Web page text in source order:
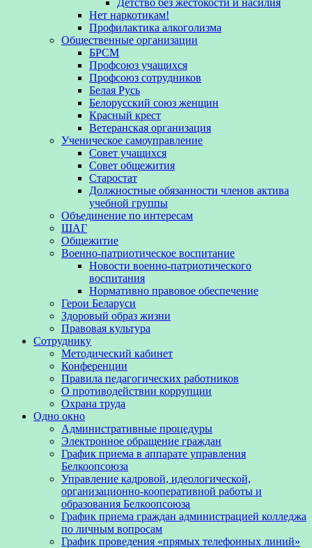
Детство без жестокости и насилия
Нет наркотикам!
Профилактика алкоголизма
Общественные организации
БРСМ
Профсоюз учащихся
Профсоюз сотрудников
Белая Русь
Белорусский союз женщин
Красный крест
Ветеранская организация
Ученическое самоуправление
Совет учащихся
Совет общежития
Старостат
Должностные обязанности членов актива
учебной группы
Объединение по интересам
ШАГ
Общежитие
Военно-патриотическое воспитание
Новости военно-патриотического
воспитания
Нормативно правовое обеспечение
Герои Беларуси
Здоровый образ жизни
Правовая культура
Сотруднику
Методический кабинет
Конференции
Правила педагогических работников
О противодействии коррупции
Охрана труда
Одно окно
Административные процедуры
Электронное обращение граждан
График приема в аппарате управления
Белкоопсоюза
Управление кадровой, идеологической,
организационно-кооперативной работы и
образования Белкоопсоюза
График приема граждан администрацией колледжа
по личным вопросам
График проведения «прямых телефонных линий»